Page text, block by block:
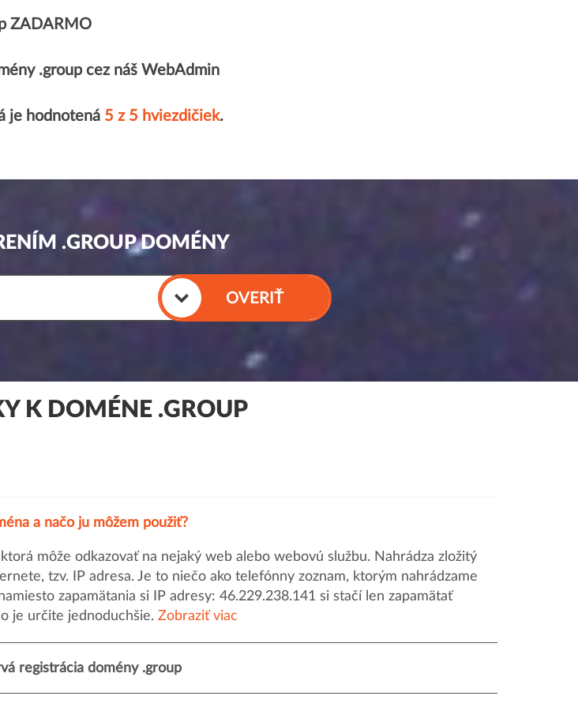
ZADARMO
.group cez náš WebAdmin
je hodnotená 5 z 5 hviezdičiek.
.GROUP DOMÉNY
OVERIŤ
K DOMÉNE .GROUP
a načo ju môžem použiť?
môže odkazovať na nejaký web alebo webovú službu. Nahrádza zložitý
tzv. IP adresa. Je to niečo ako telefónny zoznam, ktorým nahrádzame
zapamätania si IP adresy: 46.229.238.141 si stačí len zapamätať
je určite jednoduchšie. Zobraziť viac
registrácia domény .group